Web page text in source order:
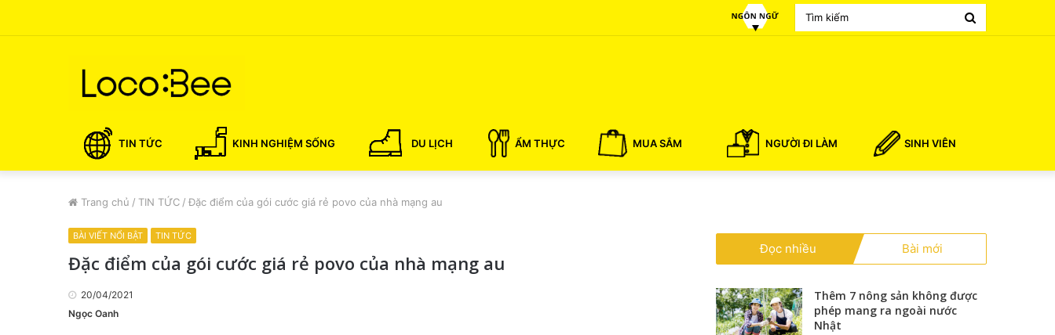
TIN TỨC KINH NGHIỆM SỐNG DU LỊCH ẨM THỰC MUA SẮM NGƯỜI ĐI LÀM SINH VIÊN
Trang chủ / TIN TỨC / Đặc điểm của gói cước giá rẻ povo của nhà mạng au
BÀI VIẾT NỔI BẬT TIN TỨC
Đặc điểm của gói cước giá rẻ povo của nhà mạng au
20/04/2021
Ngọc Oanh
Đọc nhiều Bài mới
Thêm 7 nông sản không được
phép mang ra ngoài nước
Nhật